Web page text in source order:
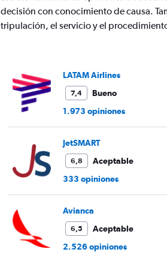
displaying
values.
decisión con conocimiento de causa.
tripulación, el servicio y el
LATAM Airlines
7,4
Bueno
1.973 opiniones
JetSMART
6,8
Aceptable
333 opiniones
Avianca
6,5
Aceptable
2.526 opiniones